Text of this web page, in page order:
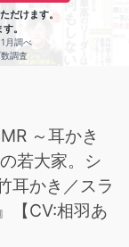
だけます。
。
月調べ
調査
～耳かき
若大家。シ
耳かき／スラ
【CV:相羽あ